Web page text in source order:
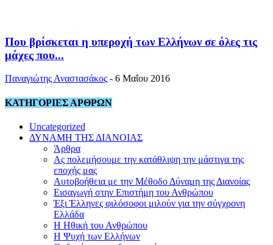
Που βρίσκεται η υπεροχή των Ελλήνων σε όλες τις
μάχες που...
Παναγιώτης Αναστασάκος - 6 Μαΐου 2016
ΚΑΤΗΓΟΡΙΕΣ ΑΡΘΡΩΝ
Uncategorized
ΔΥΝΑΜΗ ΤΗΣ ΔΙΑΝΟΙΑΣ
Άρθρα
Ας πολεμήσουμε την κατάθλιψη την μάστιγα της
εποχής μας
Αυτοβοήθεια με την Μέθοδο Δύναμη της Διανοίας
Εισαγωγή στην Επιστήμη του Ανθρώπου
Έξι Έλληνες φιλόσοφοι μιλούν για την σύγχρονη
Ελλάδα
Η Ηθική του Ανθρώπου
Η Ψυχή των Ελλήνων